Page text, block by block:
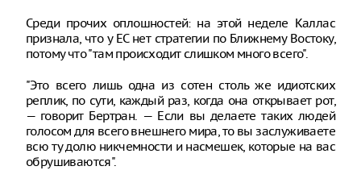
Среди прочих оплошностей: на этой неделе Каллас
признала, что у ЕС нет стратегии по Ближнему Востоку,
потому что "там происходит слишком много всего".
"Это всего лишь одна из сотен столь же идиотских
реплик, по сути, каждый раз, когда она открывает рот,
— говорит Бертран. — Если вы делаете таких людей
голосом для всего внешнего мира, то вы заслуживаете
всю ту долю никчемности и насмешек, которые на вас
обрушиваются".